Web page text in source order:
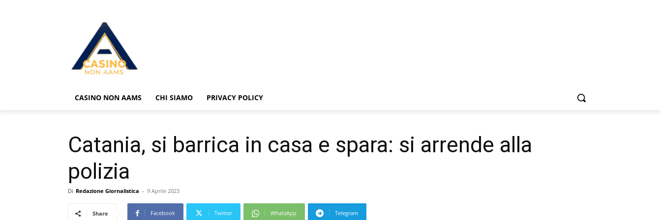
CASINO NON AAMS CHI SIAMO PRIVACY POLICY
Catania, si barrica in casa e spara: si arrende alla
polizia
Di Redazione Giornalistica - 9 Aprile 2023
Share Facebook Twitter WhatsApp Telegram